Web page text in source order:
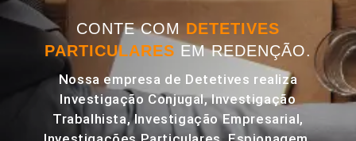
CONTE COM DETETIVES
PARTICULARES EM REDENÇÃO.
Nossa empresa de Detetives realiza
Investigação Conjugal, Investigação
Trabalhista, Investigação Empresarial,